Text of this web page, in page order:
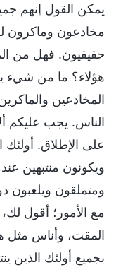
يمكن القول إنهم
مخادعون وماكرون
حقيقيون. فهل من
هؤلاء؟ ما من شيء
المخادعين
الناس. يجب عليكم
على الإطلاق. أولئك
ويكونون منتبهين
ومتملقون ويلعبون
مع الأمور؛ أقول
المقت، وأناس مثل
بجميع أولئك الذين